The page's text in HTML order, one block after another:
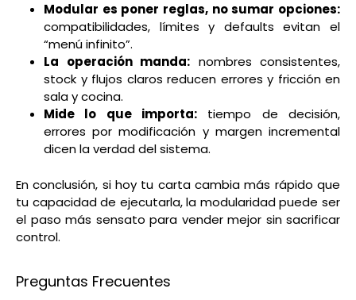
Modular es poner reglas, no sumar opciones:
compatibilidades, límites y defaults evitan el
“menú infinito”.
La operación manda: nombres consistentes,
stock y flujos claros reducen errores y fricción en
sala y cocina.
Mide lo que importa: tiempo de decisión,
errores por modificación y margen incremental
dicen la verdad del sistema.
En conclusión, si hoy tu carta cambia más rápido que
tu capacidad de ejecutarla, la modularidad puede ser
el paso más sensato para vender mejor sin sacrificar
control.
Preguntas Frecuentes